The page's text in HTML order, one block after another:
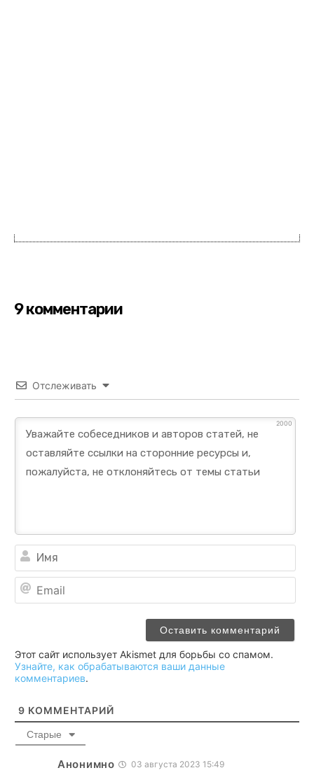
9 комментарии
Отслеживать
2000
Этот сайт использует Akismet для борьбы со спамом.
Узнайте, как обрабатываются ваши данные
комментариев.
9 КОММЕНТАРИЙ
Старые
Анонимно 03 августа 2023 15:49